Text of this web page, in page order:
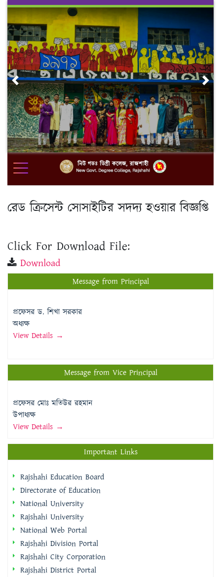
Skip
content
Previous
রেড ক্রিসেন্ট সোসাইটির সদদ্য হওয়ার বিজ্ঞপ্তি
Click For Download File:
Download
Message from Principal
প্রফেসর ড. শিখা সরকার
অধ্যক্ষ
View Details →
Message from Vice Principal
প্রফেসর মোঃ মতিউর রহমান
উপাধ্যক্ষ
View Details →
Important Links
Rajshahi Education Board
Directorate of Education
National University
Rajshahi University
National Web Portal
Rajshahi Division Portal
Rajshahi City Corporation
Rajshahi District Portal